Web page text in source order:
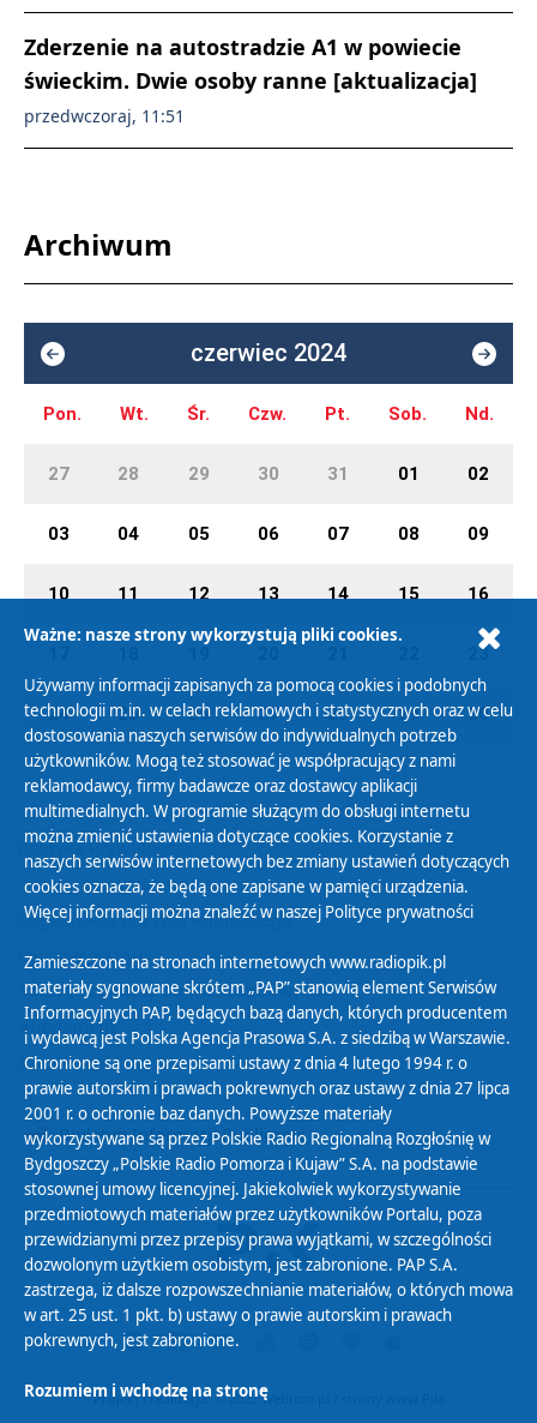
Zderzenie na autostradzie A1 w powiecie
świeckim. Dwie osoby ranne [aktualizacja]
przedwczoraj, 11:51
Archiwum
czerwiec 2024
Pon. Wt. Śr. Czw. Pt. Sob. Nd.
27 28 29 30 31 01 02
03 04 05 06 07 08 09
10 11 12 13 14 15 16
23
24 25 26 27 28 29 30
Polityka Prywatności
Zasady korzystania z Serwisu
Organizacje Pożytku Publicznego
Cyfryzacja DAB+
Polityka ochrony danych osobowych
Abonament
Zamówienia publiczne
Biuletyn Informacji Publicznej
Projekt i realizacja: © 2022Webtom.pl
Ważne: nasze strony wykorzystują pliki cookies.
Używamy informacji zapisanych za pomocą cookies i podobnych
technologii m.in. w celach reklamowych i statystycznych oraz w celu
dostosowania naszych serwisów do indywidualnych potrzeb
użytkowników. Mogą też stosować je współpracujący z nami
reklamodawcy, firmy badawcze oraz dostawcy aplikacji
multimedialnych. W programie służącym do obsługi internetu
można zmienić ustawienia dotyczące cookies. Korzystanie z
naszych serwisów internetowych bez zmiany ustawień dotyczących
cookies oznacza, że będą one zapisane w pamięci urządzenia.
Więcej informacji można znaleźć w naszej Polityce prywatności
Zamieszczone na stronach internetowych www.radiopik.pl
materiały sygnowane skrótem „PAP” stanowią element Serwisów
Informacyjnych PAP, będących bazą danych, których producentem
i wydawcą jest Polska Agencja Prasowa S.A. z siedzibą w Warszawie.
Chronione są one przepisami ustawy z dnia 4 lutego 1994 r. o
prawie autorskim i prawach pokrewnych oraz ustawy z dnia 27 lipca
2001 r. o ochronie baz danych. Powyższe materiały
wykorzystywane są przez Polskie Radio Regionalną Rozgłośnię w
Bydgoszczy „Polskie Radio Pomorza i Kujaw” S.A. na podstawie
stosownej umowy licencyjnej. Jakiekolwiek wykorzystywanie
przedmiotowych materiałów przez użytkowników Portalu, poza
przewidzianymi przez przepisy prawa wyjątkami, w szczególności
dozwolonym użytkiem osobistym, jest zabronione. PAP S.A.
zastrzega, iż dalsze rozpowszechnianie materiałów, o których mowa
w art. 25 ust. 1 pkt. b) ustawy o prawie autorskim i prawach
pokrewnych, jest zabronione.
Rozumiem i wchodzę na stronę